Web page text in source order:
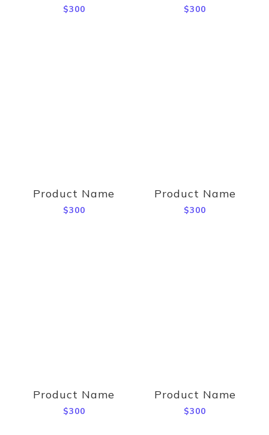
$300 $300
Product Name
$300
Product Name
$300
Product Name
$300
Product Name
$300